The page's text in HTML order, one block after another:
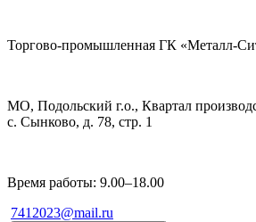
Торгово-промышленная ГК «Металл-
МО, Подольский г.о., Квартал
с. Сынково, д. 78, стр. 1
Время работы: 9.00–18.00
7412023@mail.ru